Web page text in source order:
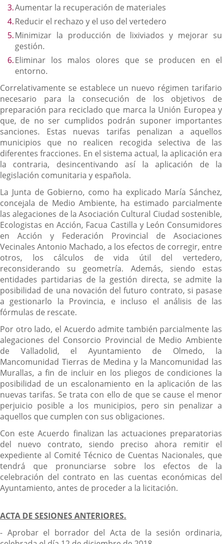
Aumentar la recuperación de materiales
Reducir el rechazo y el uso del vertedero
Minimizar la producción de lixiviados y mejorar su
gestión.
Eliminar los malos olores que se producen en el
entorno.
Correlativamente se establece un nuevo régimen tarifario
necesario para la consecución de los objetivos de
preparación para reciclado que marca la Unión Europea y
que, de no ser cumplidos podrán suponer importantes
sanciones. Estas nuevas tarifas penalizan a aquellos
municipios que no realicen recogida selectiva de las
diferentes fracciones. En el sistema actual, la aplicación era
la contraria, desincentivando así la aplicación de la
legislación comunitaria y española.
La Junta de Gobierno, como ha explicado María Sánchez,
concejala de Medio Ambiente, ha estimado parcialmente
las alegaciones de la Asociación Cultural Ciudad sostenible,
Ecologistas en Acción, Facua Castilla y León Consumidores
en Acción y Federación Provincial de Asociaciones
Vecinales Antonio Machado, a los efectos de corregir, entre
otros, los cálculos de vida útil del vertedero,
reconsiderando su geometría. Además, siendo estas
entidades partidarias de la gestión directa, se admite la
posibilidad de una novación del futuro contrato, si pasase
a gestionarlo la Provincia, e incluso el análisis de las
fórmulas de rescate.
Por otro lado, el Acuerdo admite también parcialmente las
alegaciones del Consorcio Provincial de Medio Ambiente
de Valladolid, el Ayuntamiento de Olmedo, la
Mancomunidad Tierras de Medina y la Mancomunidad las
Murallas, a fin de incluir en los pliegos de condiciones la
posibilidad de un escalonamiento en la aplicación de las
nuevas tarifas. Se trata con ello de que se cause el menor
perjuicio posible a los municipios, pero sin penalizar a
aquellos que cumplen con sus obligaciones.
Con este Acuerdo finalizan las actuaciones preparatorias
del nuevo contrato, siendo preciso ahora remitir el
expediente al Comité Técnico de Cuentas Nacionales, que
tendrá que pronunciarse sobre los efectos de la
celebración del contrato en las cuentas económicas del
Ayuntamiento, antes de proceder a la licitación.
ACTA DE SESIONES ANTERIORES.
- Aprobar el borrador del Acta de la sesión ordinaria,